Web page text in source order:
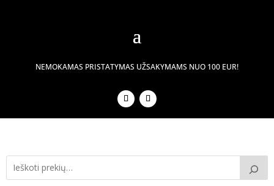
NEMOKAMAS PRISTATYMAS UŽSAKYMAMS NUO 100 EUR!